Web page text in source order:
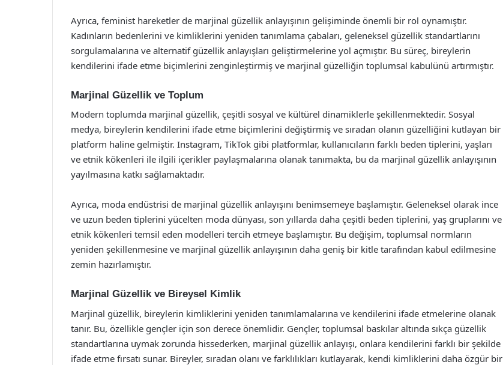
Ayrıca, feminist hareketler de marjinal güzellik anlayışının gelişiminde önemli bir rol oynamıştır.
Kadınların bedenlerini ve kimliklerini yeniden tanımlama çabaları, geleneksel güzellik standartlarını
sorgulamalarına ve alternatif güzellik anlayışları geliştirmelerine yol açmıştır. Bu süreç, bireylerin
kendilerini ifade etme biçimlerini zenginleştirmiş ve marjinal güzelliğin toplumsal kabulünü artırmıştır.
Marjinal Güzellik ve Toplum
Modern toplumda marjinal güzellik, çeşitli sosyal ve kültürel dinamiklerle şekillenmektedir. Sosyal
medya, bireylerin kendilerini ifade etme biçimlerini değiştirmiş ve sıradan olanın güzelliğini kutlayan bir
platform haline gelmiştir. Instagram, TikTok gibi platformlar, kullanıcıların farklı beden tiplerini, yaşları
ve etnik kökenleri ile ilgili içerikler paylaşmalarına olanak tanımakta, bu da marjinal güzellik anlayışının
yayılmasına katkı sağlamaktadır.
Ayrıca, moda endüstrisi de marjinal güzellik anlayışını benimsemeye başlamıştır. Geleneksel olarak ince
ve uzun beden tiplerini yücelten moda dünyası, son yıllarda daha çeşitli beden tiplerini, yaş gruplarını ve
etnik kökenleri temsil eden modelleri tercih etmeye başlamıştır. Bu değişim, toplumsal normların
yeniden şekillenmesine ve marjinal güzellik anlayışının daha geniş bir kitle tarafından kabul edilmesine
zemin hazırlamıştır.
Marjinal Güzellik ve Bireysel Kimlik
Marjinal güzellik, bireylerin kimliklerini yeniden tanımlamalarına ve kendilerini ifade etmelerine olanak
tanır. Bu, özellikle gençler için son derece önemlidir. Gençler, toplumsal baskılar altında sıkça güzellik
standartlarına uymak zorunda hissederken, marjinal güzellik anlayışı, onlara kendilerini farklı bir şekilde
ifade etme fırsatı sunar. Bireyler, sıradan olanı ve farklılıkları kutlayarak, kendi kimliklerini daha özgür bir